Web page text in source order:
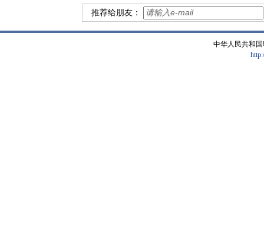
推荐给朋友：
中华人民共和